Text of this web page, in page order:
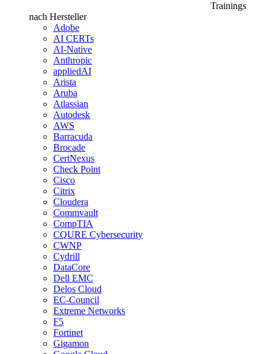
Trainings
nach Hersteller
Adobe
AI CERTs
AI-Native
Anthropic
appliedAI
Arista
Aruba
Atlassian
Autodesk
AWS
Barracuda
Brocade
CertNexus
Check Point
Cisco
Citrix
Cloudera
Commvault
CompTIA
CQURE Cybersecurity
CWNP
Cydrill
DataCore
Dell EMC
Delos Cloud
EC-Council
Extreme Networks
F5
Fortinet
Gigamon